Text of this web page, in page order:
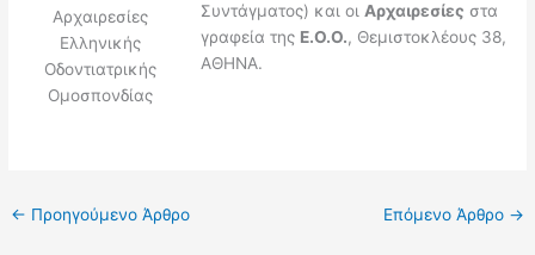
Αρχαιρεσίες
Ελληνικής
Οδοντιατρικής
Ομοσπονδίας
Συντάγματος) και οι Αρχαιρεσίες στα
γραφεία της Ε.Ο.Ο., Θεμιστοκλέους 38,
ΑΘΗΝΑ.
← Προηγούμενο Άρθρο Επόμενο Άρθρο →